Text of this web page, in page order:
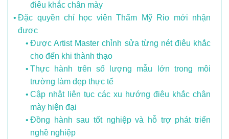
điêu khắc chân mày
Đặc quyền chỉ học viên Thẩm Mỹ Rio mới nhận
được
Được Artist Master chỉnh sửa từng nét điêu khắc
cho đến khi thành thạo
Thực hành trên số lượng mẫu lớn trong môi
trường làm đẹp thực tế
Cập nhật liên tục các xu hướng điêu khắc chân
mày hiện đại
Đồng hành sau tốt nghiệp và hỗ trợ phát triển
nghề nghiệp